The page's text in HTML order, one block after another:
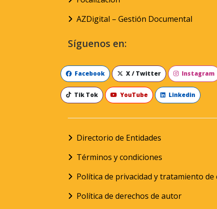
AZDigital – Gestión Documental
Síguenos en:
Facebook X / Twitter Instagram
Tik Tok YouTube Linkedin
Directorio de Entidades
Términos y condiciones
Política de privacidad y tratamiento
Política de derechos de autor